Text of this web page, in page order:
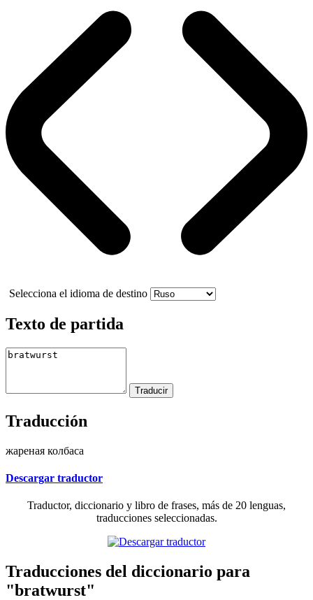
Selecciona el idioma de destino
Texto de partida
Traducción
жареная колбаса
Descargar traductor
Traductor, diccionario y libro de frases, más de 20 lenguas,
traducciones seleccionadas.
Traducciones del diccionario para
"bratwurst"